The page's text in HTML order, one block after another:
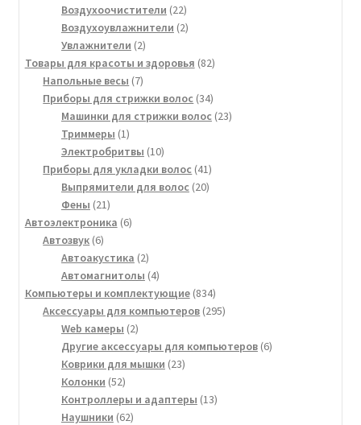
Воздухоочистители 2222
товара
Воздухоувлажнители 22
Увлажнители 22
товара
Товары для красоты и здоровья 8282
Напольные весы 77
товаров
Приборы для стрижки волос 3434
товара
Машинки для стрижки волос 2323
Триммеры 11
товар
Электробритвы 1010
товаров
Приборы для укладки волос 4141
товар
Выпрямители для волос 2020
Фены 2121
товар
Автоэлектроника 66
Автозвук 66
товаров
Автоакустика 22
товара
Автомагнитолы 44
товара
Компьютеры и комплектующие 834834
товара
Аксессуары для компьютеров 295295
Web камеры 22
товара
Другие аксессуары для компьютеров 66
Коврики для мышки 2323
Колонки 5252
товара
Контроллеры и адаптеры 1313
Наушники 6262